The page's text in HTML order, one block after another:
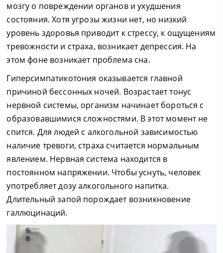
мозгу о повреждении органов и ухудшения
состояния. Хотя угрозы жизни нет, но низкий
уровень здоровья приводит к стрессу, к ощущениям
тревожности и страха, возникает депрессия. На
этом фоне возникает проблема сна.
Гиперсимпатикотония оказывается главной
причиной бессонных ночей. Возрастает тонус
нервной системы, организм начинает бороться с
образовавшимися сложностями. В этот момент не
спится. Для людей с алкогольной зависимостью
наличие тревоги, страха считается нормальным
явлением. Нервная система находится в
постоянном напряжении. Чтобы уснуть, человек
употребляет дозу алкогольного напитка.
Длительный запой порождает возникновение
галлюцинаций.